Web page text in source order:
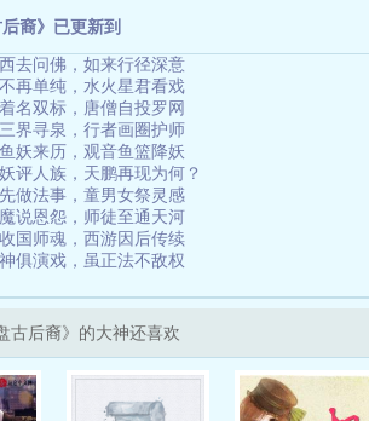
后裔》已更新到
去问佛，如来行径深意
再单纯，水火星君看戏
名双标，唐僧自投罗网
界寻泉，行者画圈护师
妖来历，观音鱼篮降妖
评人族，天鹏再现为何？
做法事，童男女祭灵感
说恩怨，师徒至通天河
国师魂，西游因后传续
俱演戏，虽正法不敌权
古后裔》的大神还喜欢